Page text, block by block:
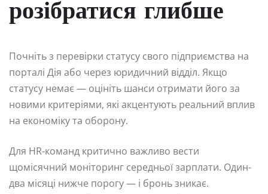
розібратися глибше
Почніть з перевірки статусу свого підприємства на
порталі Дія або через юридичний відділ. Якщо
статусу немає — оцініть шанси отримати його за
новими критеріями, які акцентують реальний вплив
на економіку та оборону.
Для HR-команд критично важливо вести
щомісячний моніторинг середньої зарплати. Один-
два місяці нижче порогу — і бронь зникає.